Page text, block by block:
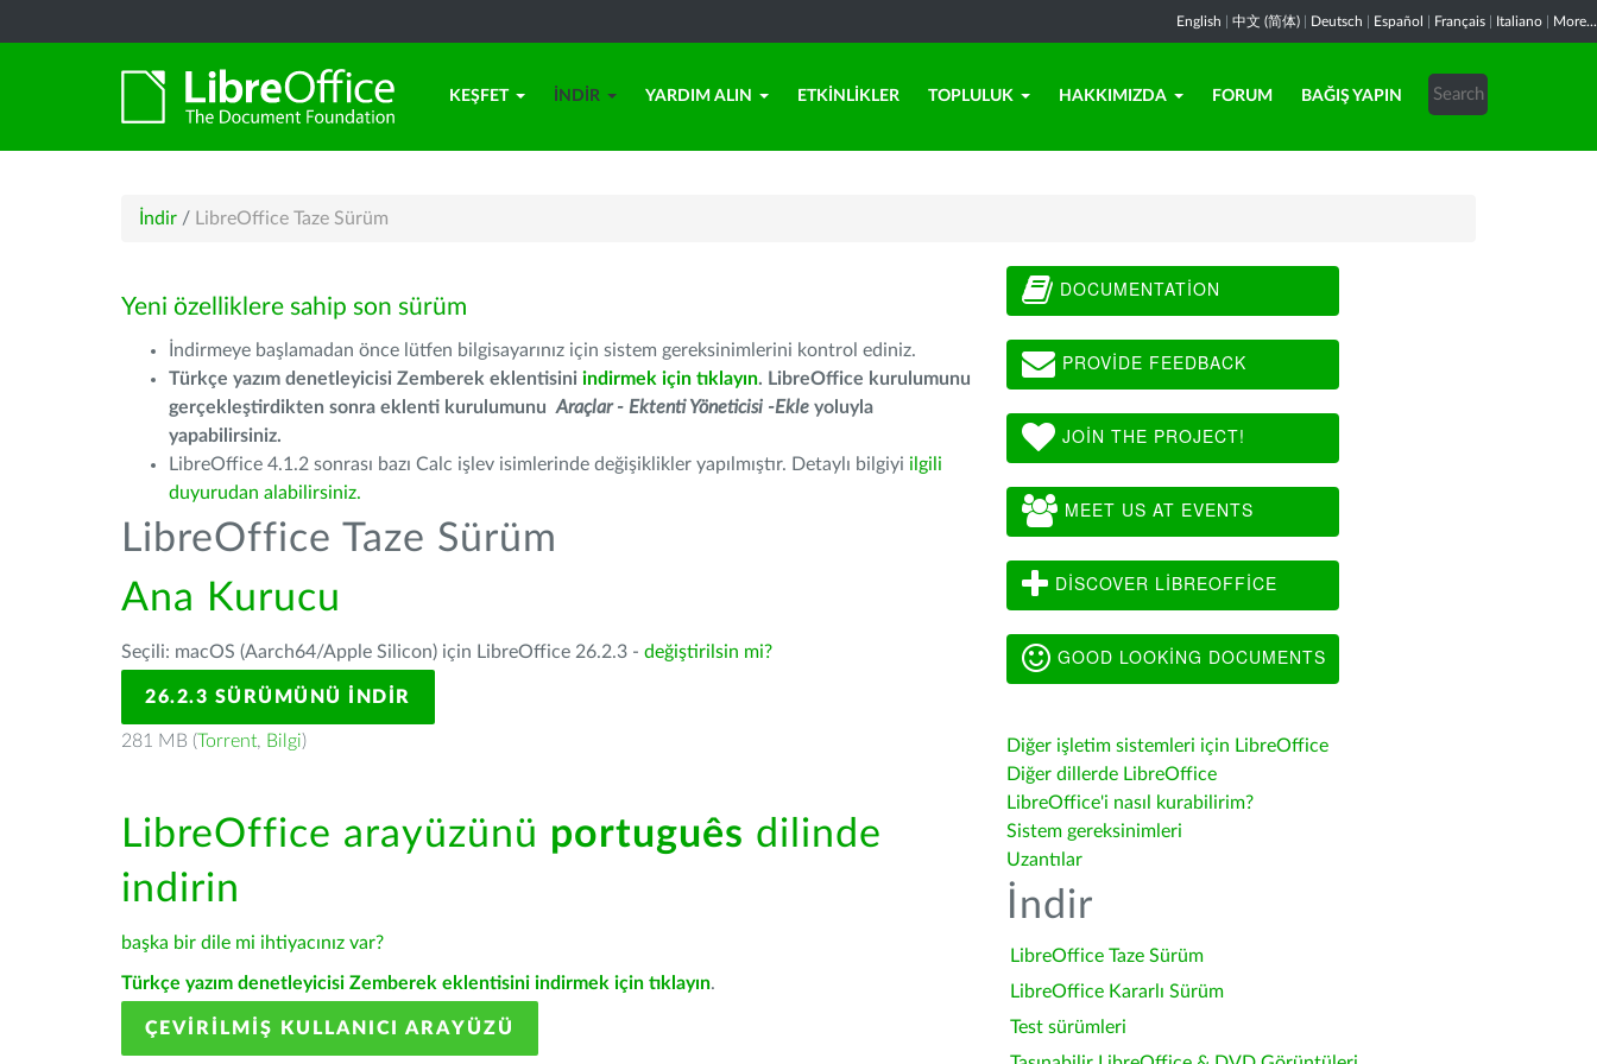
English 中文 (简体) Deutsch Español Français Italiano More...
KEŞFET İNDIR YARDIM ALIN ETKINLIKLER TOPLULUK HAKKIMIZDA FORUM BAĞIŞ YAPIN
İndir / LibreOffice Taze Sürüm
Yeni özelliklere sahip son sürüm
İndirmeye başlamadan önce lütfen bilgisayarınız için sistem gereksinimlerini kontrol ediniz.
Türkçe yazım denetleyicisi Zemberek eklentisini indirmek için tıklayın. LibreOffice kurulumunu
gerçekleştirdikten sonra eklenti kurulumunu Araçlar - Ektenti Yöneticisi -Ekle yoluyla
yapabilirsiniz.
LibreOffice 4.1.2 sonrası bazı Calc işlev isimlerinde değişiklikler yapılmıştır. Detaylı bilgiyi ilgili
duyurudan alabilirsiniz.
LibreOffice Taze Sürüm
Ana Kurucu
Seçili: macOS (Aarch64/Apple Silicon) için LibreOffice 26.2.3 - değiştirilsin mi?
26.2.3 SÜRÜMÜNÜ İNDIR
281 MB (Torrent, Bilgi)
LibreOffice arayüzünü português dilinde
indirin
başka bir dile mi ihtiyacınız var?
Türkçe yazım denetleyicisi Zemberek eklentisini indirmek için tıklayın.
ÇEVIRILMIŞ KULLANICI ARAYÜZÜ
DOCUMENTATION
PROVIDE FEEDBACK
JOIN THE PROJECT!
MEET US AT EVENTS
DISCOVER LIBREOFFICE
GOOD LOOKING DOCUMENTS
Diğer işletim sistemleri için LibreOffice
Diğer dillerde LibreOffice
LibreOffice'i nasıl kurabilirim?
Sistem gereksinimleri
Uzantılar
İndir
LibreOffice Taze Sürüm
LibreOffice Kararlı Sürüm
Test sürümleri